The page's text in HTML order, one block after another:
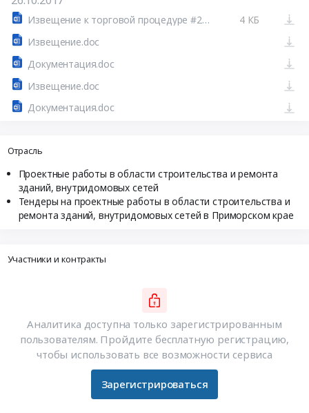
Извещение к торговой процедуре #21043173
4 КБ
Извещение.doc
Документация.doc
Извещение.doc
Документация.doc
Отрасль
Проектные работы в области строительства и ремонта
зданий, внутридомовых сетей
Тендеры на проектные работы в области строительства и
ремонта зданий, внутридомовых сетей в Приморском крае
Участники и контракты
Аналитика доступна только зарегистрированным
пользователям. Пройдите бесплатную регистрацию,
чтобы использовать все возможности сервиса
Зарегистрироваться